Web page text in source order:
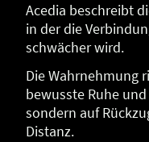
Acedia beschreibt
in der die
schwächer wird.
Die Wahrnehmung
bewusste Ruhe
sondern auf
Distanz.